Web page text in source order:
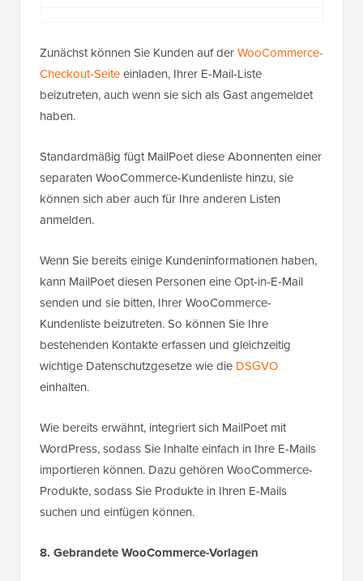
Zunächst können Sie Kunden auf derWooCommerce-
Checkout-Seiteeinladen, Ihrer E-Mail-Liste
beizutreten, auch wenn sie sich als Gast angemeldet
haben.
Standardmäßig fügt MailPoet diese Abonnenten einer
separaten WooCommerce-Kundenliste hinzu, sie
können sich aber auch für Ihre anderen Listen
anmelden.
Wenn Sie bereits einige Kundeninformationen haben,
kann MailPoet diesen Personen eine Opt-in-E-Mail
senden und sie bitten, Ihrer WooCommerce-
Kundenliste beizutreten. So können Sie Ihre
bestehenden Kontakte erfassen und gleichzeitig
wichtige Datenschutzgesetze wie die DSGVO
einhalten.
Wie bereits erwähnt, integriert sich MailPoet mit
WordPress, sodass Sie Inhalte einfach in Ihre E-Mails
importieren können. Dazu gehören WooCommerce-
Produkte, sodass Sie Produkte in Ihren E-Mails
suchen und einfügen können.
8. Gebrandete WooCommerce-Vorlagen